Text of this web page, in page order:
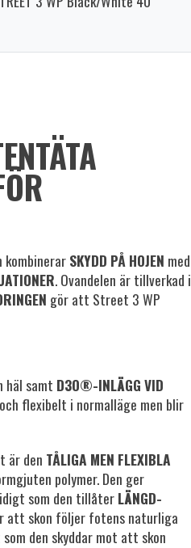
SKYDD PÅ HOJEN med
. Ovandelen är tillverkad i
gör att Street 3 WP
häl samt D3O®-INLÄGG VID
flexibelt i normalläge men blir
är den TÅLIGA MEN FLEXIBLA
polymer. Den ger
som den tillåterLÄNGD-
att skon följer fotens naturliga
den skyddar mot att skon